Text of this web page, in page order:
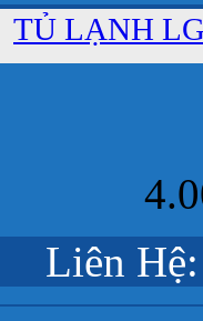
TỦ LẠNH
Liên